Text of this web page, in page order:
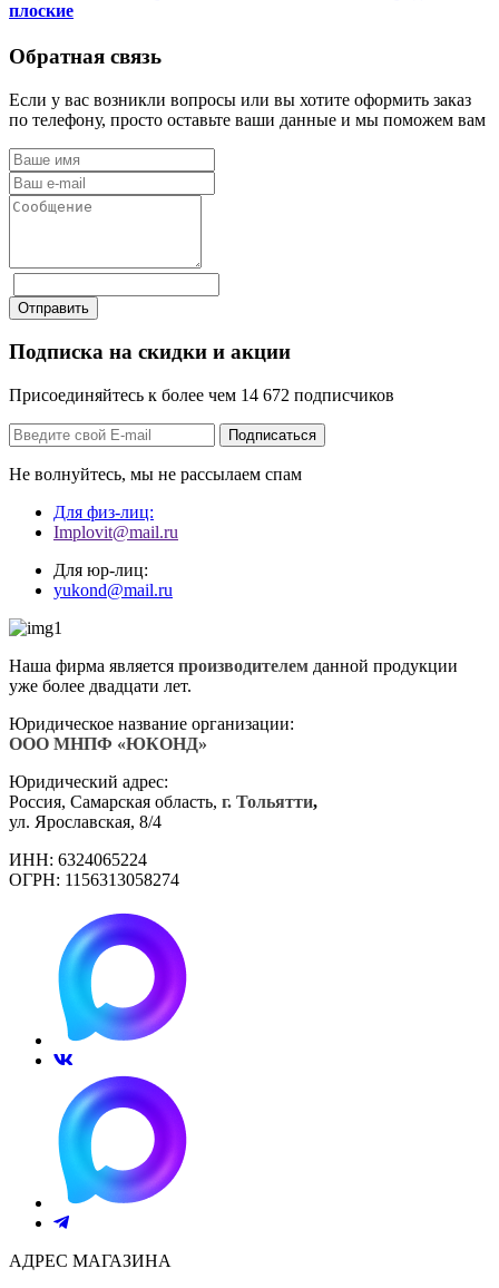
колдовства и порчи) чистку организма
куриными яйцами (ставил на ночь стакан с
водой и разбитым в неё яйцом на ночь - видео
есть в интернете). После такой чистки
организма, прибор отработал эффективно и
рецидив прекратился.
плоские
Обратная связь
Если у вас возникли вопросы или вы хотите оформить заказ
по телефону, просто оставьте ваши данные и мы поможем вам
Отправить
Подписка на скидки и акции
Присоединяйтесь к более чем 14 672 подписчиков
Подписаться
Не волнуйтесь, мы не рассылаем спам
Для физ-лиц:
Implovit@mail.ru
Для юр-лиц:
yukond@mail.ru
Наша фирма является производителем данной продукции
уже более двадцати лет.
Юридическое название организации:
ООО МНПФ «ЮКОНД»
Юридический адрес:
Россия, Самарская область, г. Тольятти,
ул. Ярославская, 8/4
ИНН: 6324065224
ОГРН: 1156313058274
АДРЕС МАГАЗИНА